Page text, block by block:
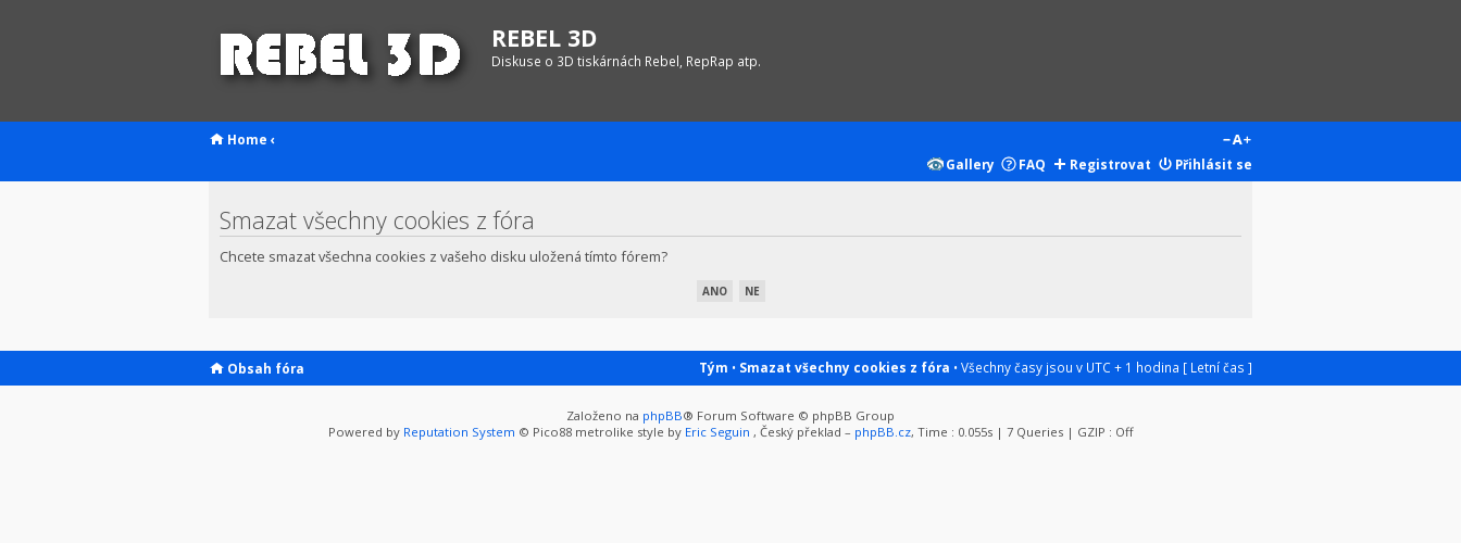
REBEL 3D
Diskuse o 3D tiskárnách Rebel, RepRap atp.
Home ‹
Gallery
FAQ Registrovat Přihlásit se
Smazat všechny cookies z fóra
Chcete smazat všechna cookies z vašeho disku uložená tímto fórem?
Obsah fóra Tým • Smazat všechny cookies z fóra • Všechny časy jsou v UTC + 1 hodina [ Letní čas ]
Založeno na phpBB® Forum Software © phpBB Group
Powered by Reputation System © Pico88 metrolike style by Eric Seguin , Český překlad – phpBB.cz, Time : 0.055s | 7 Queries | GZIP : Off